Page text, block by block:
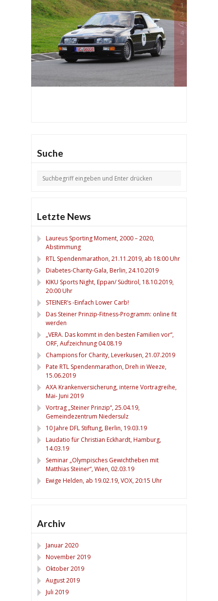
1
2
3
4
5
Suche
Letzte News
Laureus Sporting Moment, 2000 – 2020,
Abstimmung
RTL Spendenmarathon, 21.11.2019, ab 18:00 Uhr
Diabetes-Charity-Gala, Berlin, 24.10.2019
KIKU Sports Night, Eppan/ Südtirol, 18.10.2019,
20:00 Uhr
STEINER’s -Einfach Lower Carb!
Das Steiner Prinzip-Fitness-Programm: online fit
werden
„VERA. Das kommt in den besten Familien vor“,
ORF, Aufzeichnung 04.08.19
Champions for Charity, Leverkusen, 21.07.2019
Pate RTL Spendenmarathon, Dreh in Weeze,
15.06.2019
AXA Krankenversicherung, interne Vortragreihe,
Mai- Juni 2019
Vortrag „Steiner Prinzip“, 25.04.19,
Gemeindezentrum Niedersulz
10 Jahre DFL Stiftung, Berlin, 19.03.19
Laudatio für Christian Eckhardt, Hamburg,
14.03.19
Seminar „Olympisches Gewichtheben mit
Matthias Steiner“, Wien, 02.03.19
Ewige Helden, ab 19.02.19, VOX, 20:15 Uhr
Archiv
Januar 2020
November 2019
Oktober 2019
August 2019
Juli 2019